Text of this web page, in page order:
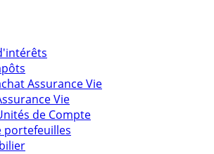
Assurance Vie
Vie
de Compte
portefeuilles